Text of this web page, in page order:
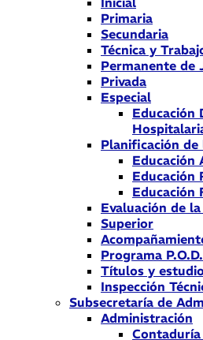
Primaria
Secundaria
Técnica y
Permanente de
Privada
Especial
Educación
Planificación de
Educación
Educación
Educación
Evaluación de
Superior
Programa
Títulos y
Inspección
Subsecretaría de
Administración